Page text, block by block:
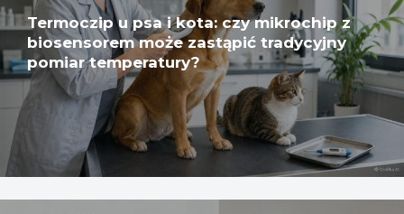
Termoczip u psa i kota: czy mikrochip z
biosensorem może zastąpić tradycyjny
pomiar temperatury?